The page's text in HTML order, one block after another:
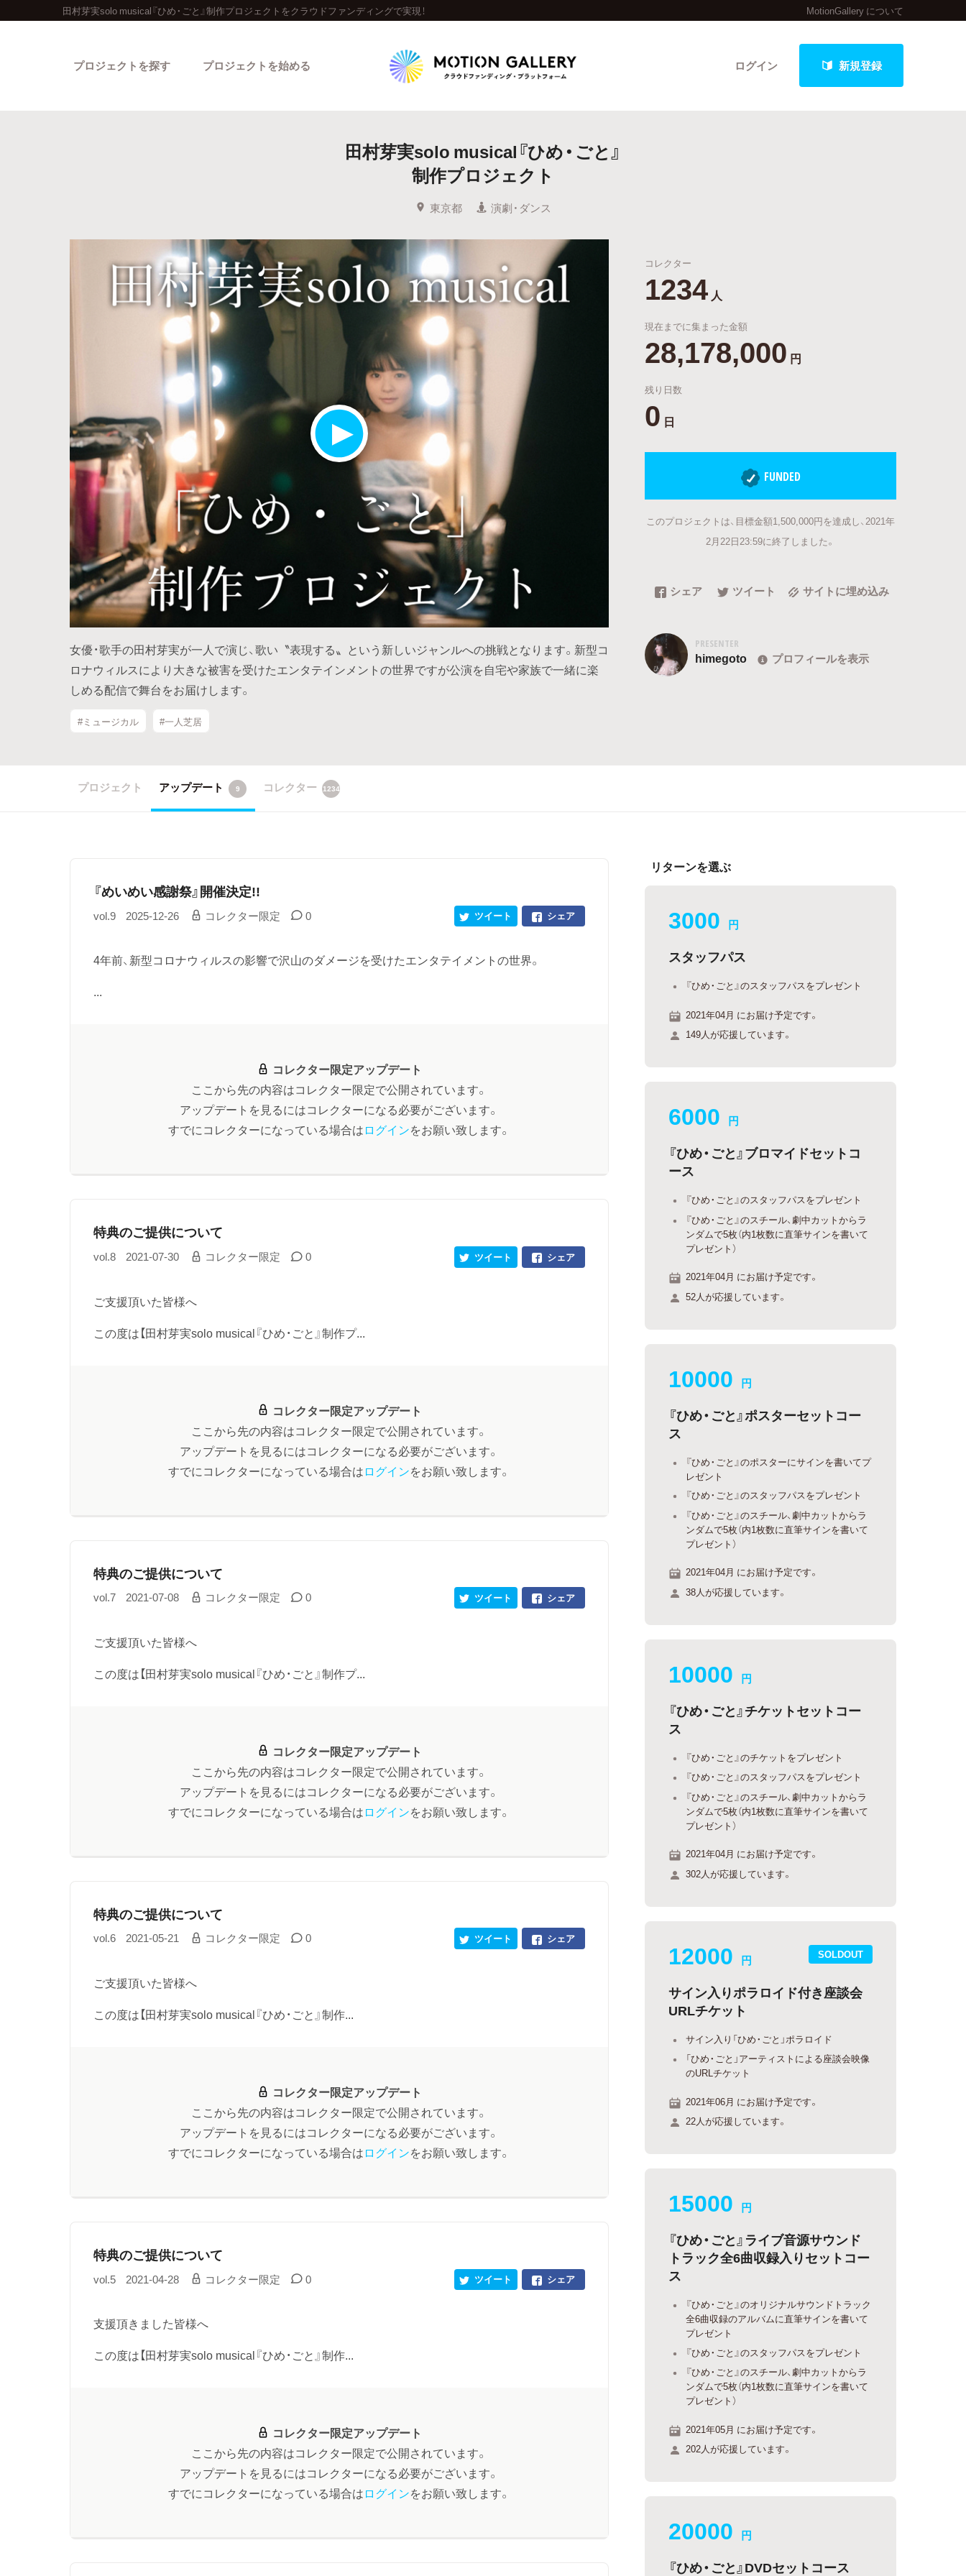
田村芽実solo musical『ひめ・ごと』制作プロジェクトをクラウドファンディングで実現！ MotionGallery について
ログイン 新規登録
プロジェクトを探す
人気のプロジェクト 新着プロジェクト 終了間近のプロジェクト
Feature
カテゴリーから探す タグから探す キュレーターから探す 特集から探す
Legendary
最新達成プロジェクト 調達額が大きいプロジェクト
プロジェクトを始める
田村芽実solo musical『ひめ・ごと』
制作プロジェクト
東京都 演劇・ダンス
女優・歌手の田村芽実が一人で演じ、歌い〝表現する〟という新しいジャンルへの挑戦となります。新型コ
ロナウィルスにより大きな被害を受けたエンタテインメントの世界ですが公演を自宅や家族で一緒に楽
しめる配信で舞台をお届けします。
#ミュージカル #一人芝居
コレクター
1234 人
現在までに集まった金額
28,178,000 円
残り日数
0 日
FUNDED
このプロジェクトは、目標金額1,500,000円を達成し、2021年
2月22日23:59に終了しました。
シェア ツイート サイトに埋め込み
PRESENTER
himegoto プロフィールを表示
プロジェクト アップデート 9 コレクター 1234
『めいめい感謝祭』開催決定!!
vol.9 2025-12-26 コレクター限定 0 シェア
ツイート
4年前、新型コロナウィルスの影響で沢山のダメージを受けたエンタテイメントの世界。
...
コレクター限定アップデート
ここから先の内容はコレクター限定で公開されています。
アップデートを見るにはコレクターになる必要がございます。
すでにコレクターになっている場合はログインをお願い致します。
特典のご提供について
vol.8 2021-07-30 コレクター限定 0 シェア
ツイート
ご支援頂いた皆様へ
この度は【田村芽実solo musical『ひめ・ごと』制作プ...
コレクター限定アップデート
ここから先の内容はコレクター限定で公開されています。
アップデートを見るにはコレクターになる必要がございます。
すでにコレクターになっている場合はログインをお願い致します。
特典のご提供について
vol.7 2021-07-08 コレクター限定 0 シェア
ツイート
ご支援頂いた皆様へ
この度は【田村芽実solo musical『ひめ・ごと』制作プ...
コレクター限定アップデート
ここから先の内容はコレクター限定で公開されています。
アップデートを見るにはコレクターになる必要がございます。
すでにコレクターになっている場合はログインをお願い致します。
特典のご提供について
vol.6 2021-05-21 コレクター限定 0 シェア
ツイート
ご支援頂いた皆様へ
この度は【田村芽実solo musical『ひめ・ごと』制作...
コレクター限定アップデート
ここから先の内容はコレクター限定で公開されています。
アップデートを見るにはコレクターになる必要がございます。
すでにコレクターになっている場合はログインをお願い致します。
特典のご提供について
vol.5 2021-04-28 コレクター限定 0 シェア
ツイート
支援頂きました皆様へ
この度は【田村芽実solo musical『ひめ・ごと』制作...
コレクター限定アップデート
ここから先の内容はコレクター限定で公開されています。
アップデートを見るにはコレクターになる必要がございます。
すでにコレクターになっている場合はログインをお願い致します。
リターンを選ぶ
3000 円
スタッフパス
『ひめ・ごと』のスタッフパスをプレゼント
2021年04月 にお届け予定です。
149人が応援しています。
6000 円
『ひめ・ごと』ブロマイドセットコ
ース
『ひめ・ごと』のスタッフパスをプレゼント
『ひめ・ごと』のスチール、劇中カットからラ
ンダムで5枚（内1枚数に直筆サインを書いて
プレゼント）
2021年04月 にお届け予定です。
52人が応援しています。
10000 円
『ひめ・ごと』ポスターセットコー
ス
『ひめ・ごと』のポスターにサインを書いてプ
レゼント
『ひめ・ごと』のスタッフパスをプレゼント
『ひめ・ごと』のスチール、劇中カットからラ
ンダムで5枚（内1枚数に直筆サインを書いて
プレゼント）
2021年04月 にお届け予定です。
38人が応援しています。
10000 円
『ひめ・ごと』チケットセットコー
ス
『ひめ・ごと』のチケットをプレゼント
『ひめ・ごと』のスタッフパスをプレゼント
『ひめ・ごと』のスチール、劇中カットからラ
ンダムで5枚（内1枚数に直筆サインを書いて
プレゼント）
2021年04月 にお届け予定です。
302人が応援しています。
SOLDOUT
12000 円
サイン入りポラロイド付き座談会
URLチケット
サイン入り「ひめ・ごと」ポラロイド
「ひめ・ごと」アーティストによる座談会映像
のURLチケット
2021年06月 にお届け予定です。
22人が応援しています。
15000 円
『ひめ・ごと』ライブ音源サウンド
トラック全6曲収録入りセットコー
ス
『ひめ・ごと』のオリジナルサウンドトラック
全6曲収録のアルバムに直筆サインを書いて
プレゼント
『ひめ・ごと』のスタッフパスをプレゼント
『ひめ・ごと』のスチール、劇中カットからラ
ンダムで5枚（内1枚数に直筆サインを書いて
プレゼント）
2021年05月 にお届け予定です。
202人が応援しています。
20000 円
『ひめ・ごと』DVDセットコース